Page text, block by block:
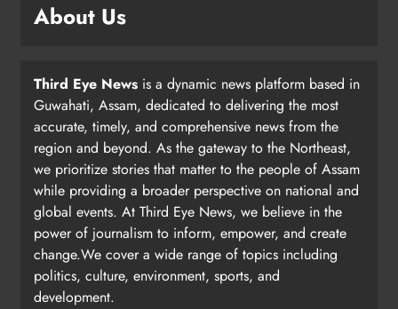
About Us
Third Eye News is a dynamic news platform based in
Guwahati, Assam, dedicated to delivering the most
accurate, timely, and comprehensive news from the
region and beyond. As the gateway to the Northeast,
we prioritize stories that matter to the people of Assam
while providing a broader perspective on national and
global events. At Third Eye News, we believe in the
power of journalism to inform, empower, and create
change.We cover a wide range of topics including
politics, culture, environment, sports, and
development.